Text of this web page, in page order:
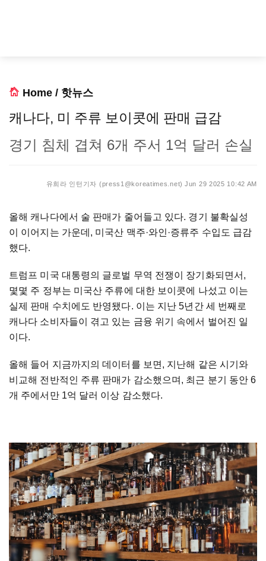
Home / 핫뉴스
캐나다, 미 주류 보이콧에 판매 급감
경기 침체 겹쳐 6개 주서 1억 달러 손실
유희라 인턴기자 (press1@koreatimes.net) Jun 29 2025 10:42 AM
올해 캐나다에서 술 판매가 줄어들고 있다. 경기 불확실성
이 이어지는 가운데, 미국산 맥주·와인·증류주 수입도 급감
했다.
트럼프 미국 대통령의 글로벌 무역 전쟁이 장기화되면서,
몇몇 주 정부는 미국산 주류에 대한 보이콧에 나섰고 이는
실제 판매 수치에도 반영됐다. 이는 지난 5년간 세 번째로
캐나다 소비자들이 겪고 있는 금융 위기 속에서 벌어진 일
이다.
올해 들어 지금까지의 데이터를 보면, 지난해 같은 시기와
비교해 전반적인 주류 판매가 감소했으며, 최근 분기 동안 6
개 주에서만 1억 달러 이상 감소했다.